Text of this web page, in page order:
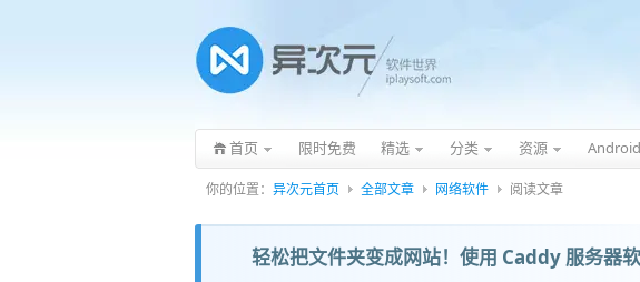
首页 限时免费 精选 分类 资源 Android
你的位置： 异次元首页 全部文章 网络软件 阅读文章
轻松把文件夹变成网站！使用 Caddy 服务器